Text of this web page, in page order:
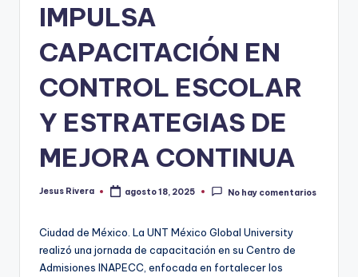
IMPULSA
CAPACITACIÓN EN
CONTROL ESCOLAR
Y ESTRATEGIAS DE
MEJORA CONTINUA
Publicado
Jesus Rivera agosto 18, 2025 No hay comentarios
Ciudad de México. La UNT México Global University
realizó una jornada de capacitación en su Centro de
Admisiones INAPECC, enfocada en fortalecer los